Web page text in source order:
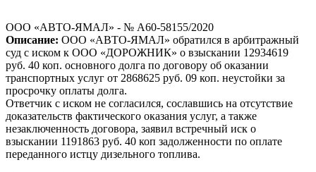
ООО «АВТО-ЯМАЛ» - № А60-58155/2020
Описание: ООО «АВТО-ЯМАЛ» обратился в арбитражный
суд с иском к ООО «ДОРОЖНИК» о взыскании 12934619
руб. 40 коп. основного долга по договору об оказании
транспортных услуг от 2868625 руб. 09 коп. неустойки за
просрочку оплаты долга.
Ответчик с иском не согласился, сославшись на отсутствие
доказательств фактического оказания услуг, а также
незаключенность договора, заявил встречный иск о
взыскании 1191863 руб. 40 коп задолженности по оплате
переданного истцу дизельного топлива.